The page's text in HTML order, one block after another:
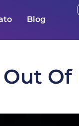
Blog
Of